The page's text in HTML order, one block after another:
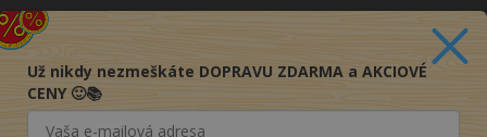
Už nikdy nezmeškáte DOPRAVU ZDARMA a AKCIOVÉ
CENY 🙂📚